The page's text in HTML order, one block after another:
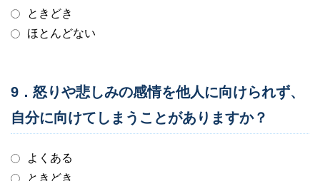
ときどき
ほとんどない
9．怒りや悲しみの感情を他人に向けられず、
自分に向けてしまうことがありますか？
よくある
ときどき